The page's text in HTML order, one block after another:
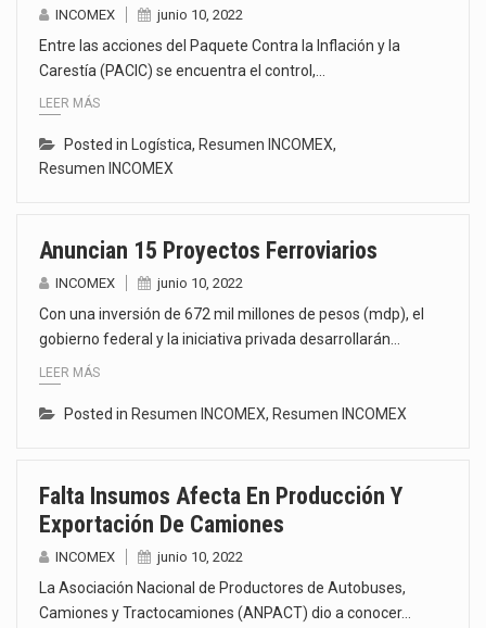
INCOMEX junio 10, 2022
Entre las acciones del Paquete Contra la Inflación y la
Carestía (PACIC) se encuentra el control,…
LEER MÁS
Posted in Logística, Resumen INCOMEX,
Resumen INCOMEX
Anuncian 15 Proyectos Ferroviarios
INCOMEX junio 10, 2022
Con una inversión de 672 mil millones de pesos (mdp), el
gobierno federal y la iniciativa privada desarrollarán…
LEER MÁS
Posted in Resumen INCOMEX, Resumen INCOMEX
Falta Insumos Afecta En Producción Y
Exportación De Camiones
INCOMEX junio 10, 2022
La Asociación Nacional de Productores de Autobuses,
Camiones y Tractocamiones (ANPACT) dio a conocer…